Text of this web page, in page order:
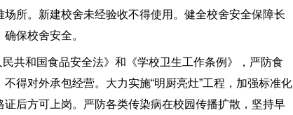
所。新建校舍未经验收不得使用。健全校舍安全保障长
保校舍安全。
和国食品安全法》和《学校卫生工作条例》，严防食
得对外承包经营。大力实施“明厨亮灶”工程，加强标准化
后方可上岗。严防各类传染病在校园传播扩散，坚持早